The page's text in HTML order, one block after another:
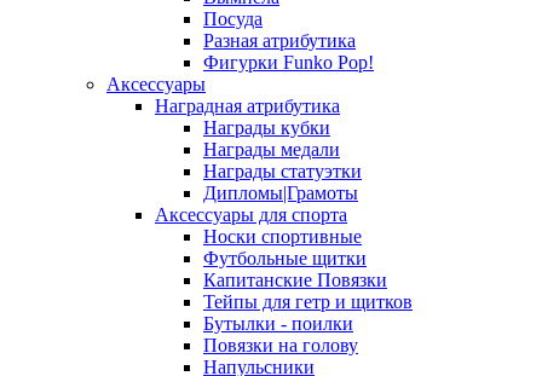
Посуда
Разная атрибутика
Фигурки Funko Pop!
Аксессуары
Наградная атрибутика
Награды кубки
Награды медали
Награды статуэтки
Дипломы|Грамоты
Аксессуары для спорта
Носки спортивные
Футбольные щитки
Капитанские Повязки
Тейпы для гетр и щитков
Бутылки - поилки
Повязки на голову
Напульсники